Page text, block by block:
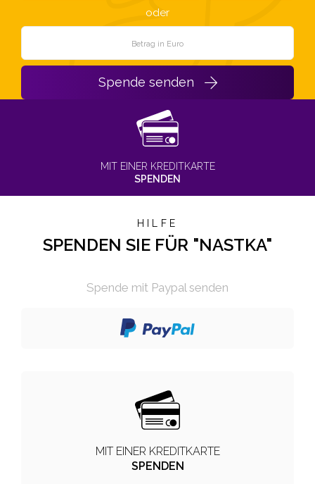
oder
Spende senden
MIT EINER KREDITKARTE
SPENDEN
HILFE
SPENDEN SIE FÜR "NASTKA"
Spende mit Paypal senden
MIT EINER KREDITKARTE
SPENDEN